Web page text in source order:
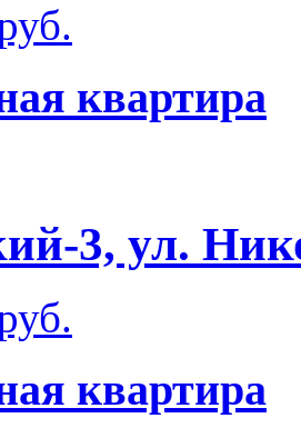
квартира
3, ул.
квартира